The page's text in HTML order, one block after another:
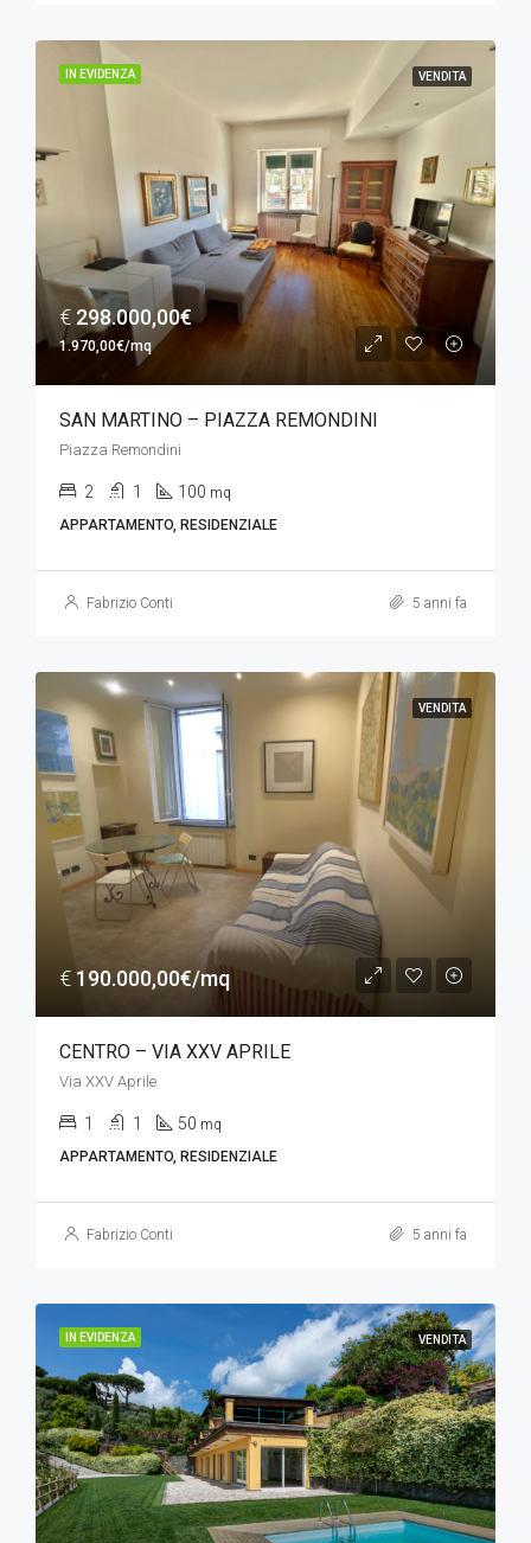
IN EVIDENZA VENDITA
€ 298.000,00€
1.970,00€/mq
SAN MARTINO – PIAZZA REMONDINI
Piazza Remondini
2 1 100 mq
APPARTAMENTO, RESIDENZIALE
Fabrizio Conti 5 anni fa
VENDITA
€ 190.000,00€/mq
CENTRO – VIA XXV APRILE
Via XXV Aprile
1 1 50 mq
APPARTAMENTO, RESIDENZIALE
Fabrizio Conti 5 anni fa
IN EVIDENZA VENDITA